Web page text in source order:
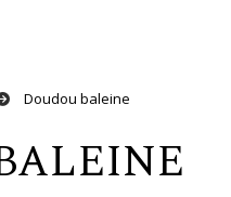
Doudou baleine